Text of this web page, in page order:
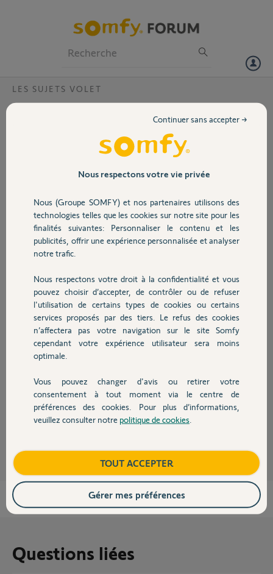
Volet
Sécurité
Domotique
Chauffage
Autres produits
Devis avec un pro
Contact
LES SUJETS VOLET
restriction usage tahoma switch. accès
Est-il possible de creer un profil utilisateur et de n'autoriser l'accès
qu'à un seul volet roulant ? Et non pas à l'ensemble des volets. Le but
commande d'un seul et unique volet.
fred
Participer au fil de discussion
Réponses
Non, rien de prévu dans ce sens !
Questions liées
Nous respectons votre vie privée
Nous (Groupe SOMFY) et nos partenaires utilisons des
technologies telles que les cookies sur notre site pour les
finalités suivantes: Personnaliser le contenu et les
publicités, offrir une expérience personnalisée et analyser
notre trafic.
Nous respectons votre droit à la confidentialité et vous
pouvez choisir d’accepter, de contrôler ou de refuser
l'utilisation de certains types de cookies ou certains
services proposés par des tiers. Le refus des cookies
n’affectera pas votre navigation sur le site Somfy
cependant votre expérience utilisateur sera moins
optimale.
Vous pouvez changer d'avis ou retirer votre
consentement à tout moment via le centre de
préférences des cookies. Pour plus d’informations,
veuillez consulter notre politique de cookies
Continuer sans accepter →
TOUT ACCEPTER
Gérer mes préférences